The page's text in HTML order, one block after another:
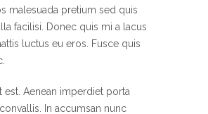
malesuada pretium sed quis
facilisi. Donec quis mi a lacus
luctus eu eros. Fusce quis
est. Aenean imperdiet porta
In accumsan nunc